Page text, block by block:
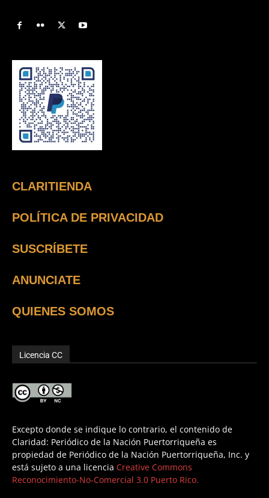
CLARITIENDA
POLÍTICA DE PRIVACIDAD
SUSCRÍBETE
ANUNCIATE
QUIENES SOMOS
Licencia CC
Excepto donde se indique lo contrario, el contenido de
Claridad: Periódico de la Nación Puertorriqueña es
propiedad de Periódico de la Nación Puertorriqueña, Inc. y
está sujeto a una licencia Creative Commons
Reconocimiento-No-Comercial 3.0 Puerto Rico.